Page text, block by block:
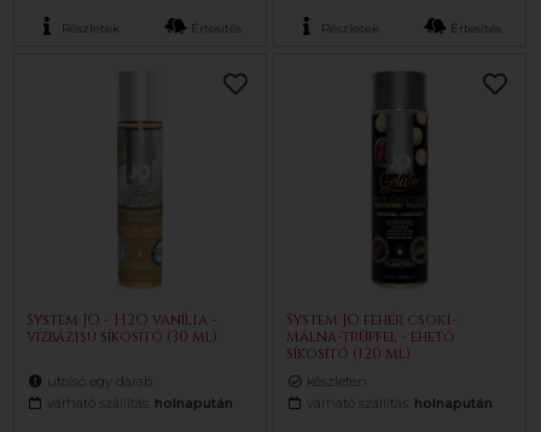
Részletek Értesítés Részletek Értesítés
System JO - H2O vanília -
vízbázisú síkosító (30 ml)
utolsó egy darab
várható szállítás: holnapután
System JO fehér csoki-
málna-trüffel - ehető
síkosító (120 ml)
készleten
várható szállítás: holnapután